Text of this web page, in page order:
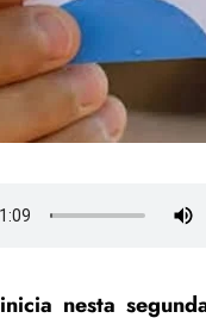
inicia nesta